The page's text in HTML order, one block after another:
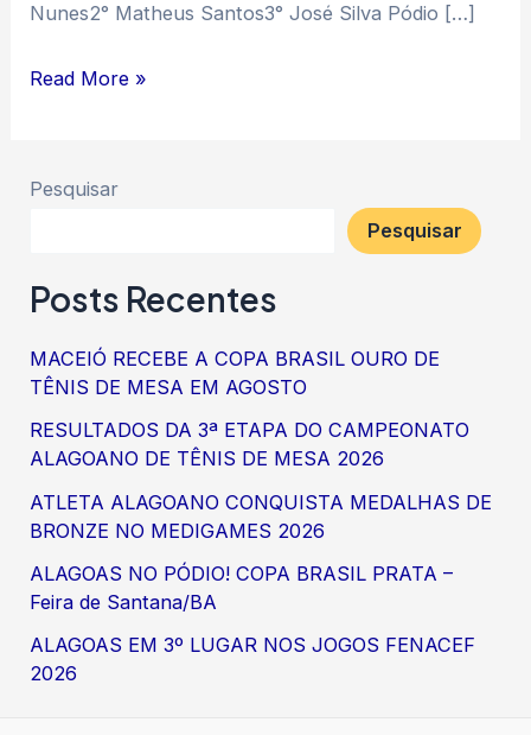
Nunes2° Matheus Santos3° José Silva Pódio […]
Read More »
Pesquisar
Pesquisar
Posts Recentes
MACEIÓ RECEBE A COPA BRASIL OURO DE
TÊNIS DE MESA EM AGOSTO
RESULTADOS DA 3ª ETAPA DO CAMPEONATO
ALAGOANO DE TÊNIS DE MESA 2026
ATLETA ALAGOANO CONQUISTA MEDALHAS DE
BRONZE NO MEDIGAMES 2026
ALAGOAS NO PÓDIO! COPA BRASIL PRATA –
Feira de Santana/BA
ALAGOAS EM 3º LUGAR NOS JOGOS FENACEF
2026